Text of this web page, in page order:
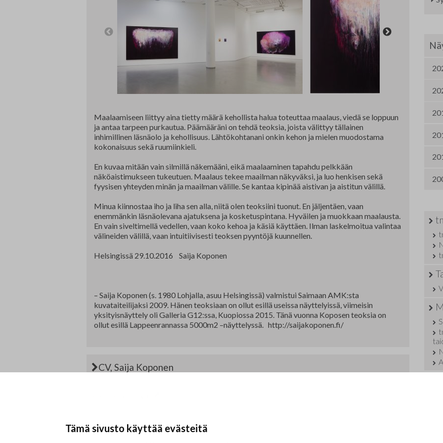
Tämä sivusto käyttää evästeitä
Projektit
Jäseneksi hakeminen
Luottamushenkilöt
Historia
Allergiatalon näyttelyt 2015-2021
Maalaamiseen liittyy aina tietty määrä kehollista halua toteuttaa maalaus, viedä se loppuun
ja antaa tarpeen purkautua. Päämääräni on tehdä teoksia, joista välittyy tällainen
inhimillinen läsnäolo ja kehollisuus. Lähtökohtanani onkin kehon ja mielen muodostama
kokonaisuus sekä ruumiinkieli.
En kuvaa mitään vain silmillä näkemääni, eikä maalaaminen tapahdu pelkkään
näköaistimukseen tukeutuen. Maalaus tekee maailman näkyväksi, ja luo henkisen sekä
fyysisen yhteyden minän ja maailman välille. Se kantaa kipinää aistivan ja aistitun välillä.
Minua kiinnostaa iho ja liha sen alla, niitä olen teoksiini tuonut. En jäljentäen, vaan
enemmänkin läsnäolevana ajatuksena ja kosketuspintana. Hyväilen ja muokkaan maalausta.
En vain siveltimellä vedellen, vaan koko kehoa ja käsiä käyttäen. Ilman laskelmoitua valintaa
välineiden välillä, vaan intuitiivisesti teoksen pyyntöjä kuunnellen.
Helsingissä 29.10.2016 Saija Koponen
– Saija Koponen (s. 1980 Lohjalla, asuu Helsingissä) valmistui Saimaan AMK:sta
kuvataiteilijaksi 2009. Hänen teoksiaan on ollut esillä useissa näyttelyissä, viimeisin
yksityisnäyttely oli Galleria G12:ssa, Kuopiossa 2015. Tänä vuonna Koposen teoksia on
ollut esillä Lappeenrannassa 5000m2 –näyttelyssä. http://saijakoponen.fi/
CV, Saija Koponen